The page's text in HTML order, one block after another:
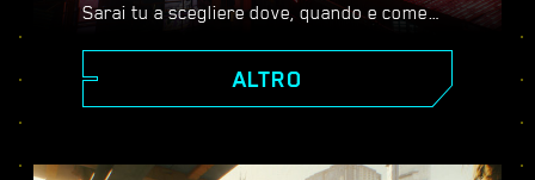
Sarai tu a scegliere dove, quando e come
City è costellata di segreti da scoprire.
ALTRO